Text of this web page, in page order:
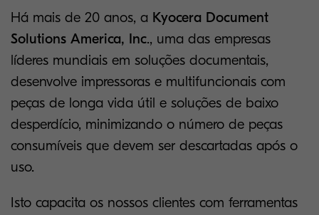
Há mais de 20 anos, a Kyocera Document
Solutions America, Inc., uma das empresas
líderes mundiais em soluções documentais,
desenvolve impressoras e multifuncionais com
peças de longa vida útil e soluções de baixo
desperdício, minimizando o número de peças
consumíveis que devem ser descartadas após o
uso.
Isto capacita os nossos clientes com ferramentas